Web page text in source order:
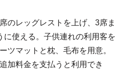
のレッグレストを上げ、3席ま
に使える。子供連れの利用客を
ツマットと枕、毛布を用意。
加料金を支払うと利用でき